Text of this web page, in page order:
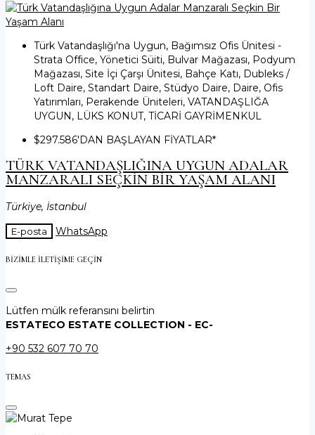
Türk Vatandaşlığı'na Uygun, Bağımsız Ofis Ünitesi -
Strata Office, Yönetici Süiti, Bulvar Mağazası, Podyum
Mağazası, Site İçi Çarşı Ünitesi, Bahçe Katı, Dubleks /
Loft Daire, Standart Daire, Stüdyo Daire, Daire, Ofis
Yatırımları, Perakende Üniteleri, VATANDAŞLIĞA
UYGUN, LÜKS KONUT, TİCARİ GAYRİMENKUL
$297.586'DAN BAŞLAYAN FİYATLAR*
TÜRK VATANDAŞLIĞINA UYGUN ADALAR
MANZARALI SEÇKIN BIR YAŞAM ALANI
Türkiye, İstanbul
E-posta WhatsApp
BIZIMLE ILETIŞIME GEÇIN
Lütfen mülk referansını belirtin
ESTATECO ESTATE COLLECTION - EC-
+90 532 607 70 70
TEMAS